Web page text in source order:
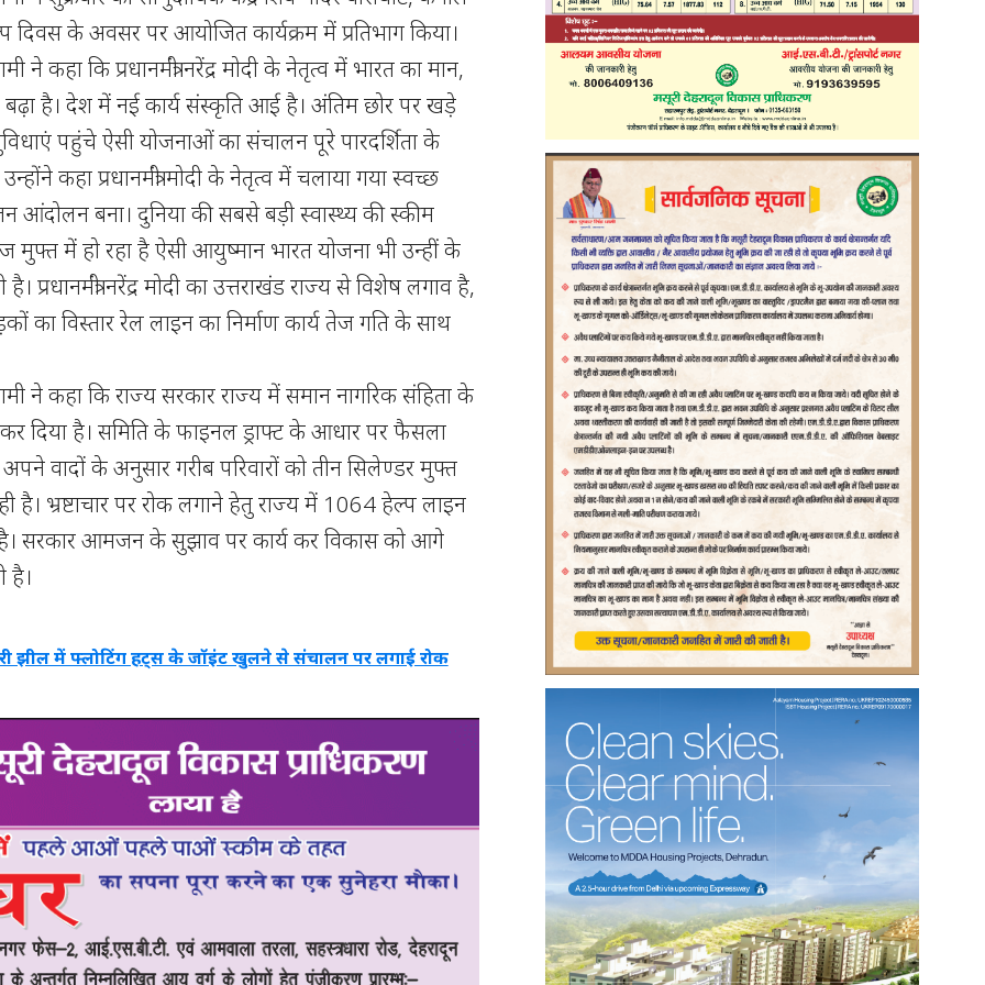
दिवस के अवसर पर आयोजित कार्यक्रम में प्रतिभाग किया।
ने कहा कि प्रधानमंत्री नरेंद्र मोदी के नेतृत्व में भारत का मान,
बढ़ा है। देश में नई कार्य संस्कृति आई है। अंतिम छोर पर खड़े
पहुंचे ऐसी योजनाओं का संचालन पूरे पारदर्शिता के
कहा प्रधानमंत्री मोदी के नेतृत्व में चलाया गया स्वच्छ
आंदोलन बना। दुनिया की सबसे बड़ी स्वास्थ्य की स्कीम
मुफ्त में हो रहा है ऐसी आयुष्मान भारत योजना भी उन्हीं के
प्रधानमंत्री नरेंद्र मोदी का उत्तराखंड राज्य से विशेष लगाव है,
का विस्तार रेल लाइन का निर्माण कार्य तेज गति के साथ
ने कहा कि राज्य सरकार राज्य में समान नागरिक संहिता के
दिया है। समिति के फाइनल ड्राफ्ट के आधार पर फैसला
वादों के अनुसार गरीब परिवारों को तीन सिलेण्डर मुफ्त
है। भ्रष्टाचार पर रोक लगाने हेतु राज्य में 1064 हेल्प लाइन
है। सरकार आमजन के सुझाव पर कार्य कर विकास को आगे
है।
झील में फ्लोटिंग हट्स के जॉइंट खुलने से संचालन पर लगाई रोक